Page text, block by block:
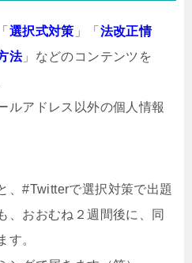
選択式対策 」「 法改正情
法」などのコンテンツを
ルアドレス以外の個人情報
、#Twitterで選択対策で出題
、おおむね２週間後に、同
す。